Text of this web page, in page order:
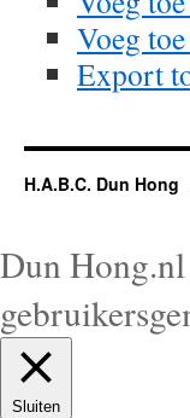
Voeg
Export
H.A.B.C. Dun Hong
Dun Hong.nl
Sluiten